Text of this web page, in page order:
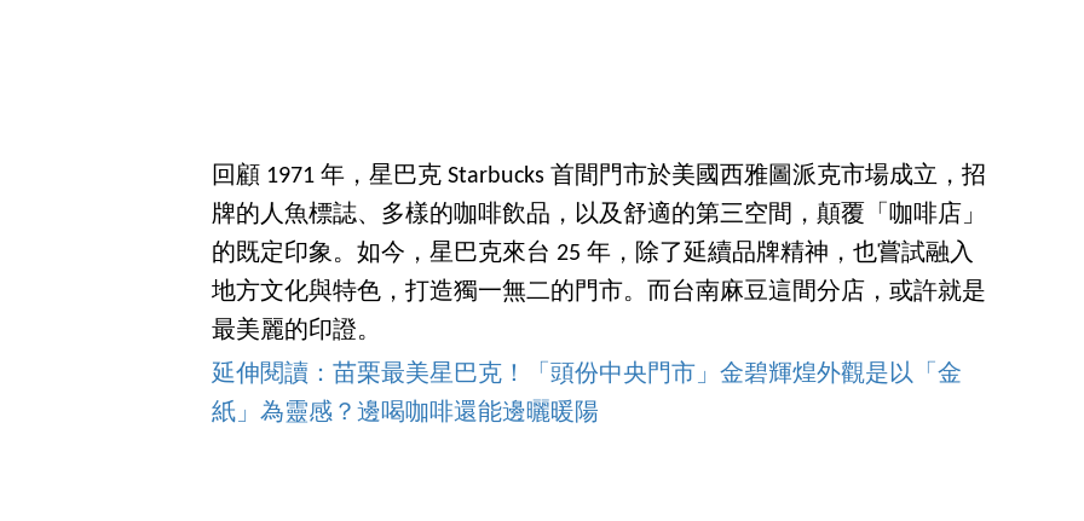
回顧 1971 年，星巴克 Starbucks 首間門市於美國西雅圖派克市場成立，招
牌的人魚標誌、多樣的咖啡飲品，以及舒適的第三空間，顛覆「咖啡店」
的既定印象。如今，星巴克來台 25 年，除了延續品牌精神，也嘗試融入
地方文化與特色，打造獨一無二的門市。而台南麻豆這間分店，或許就是
最美麗的印證。
延伸閱讀：苗栗最美星巴克！「頭份中央門市」金碧輝煌外觀是以「金
紙」為靈感？邊喝咖啡還能邊曬暖陽